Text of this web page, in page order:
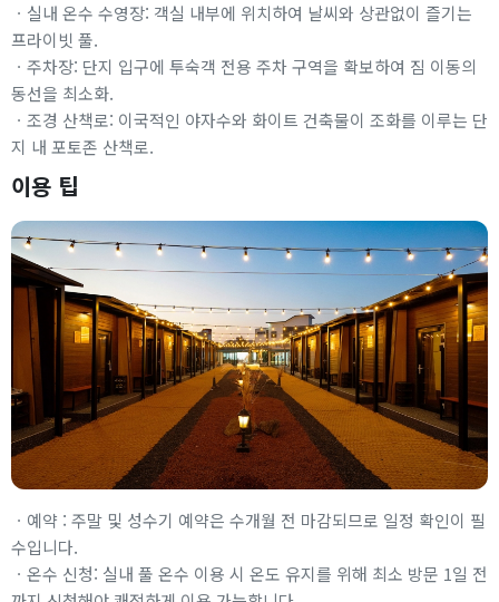
ㆍ실내 온수 수영장: 객실 내부에 위치하여 날씨와 상관없이 즐기는
프라이빗 풀.
ㆍ주차장: 단지 입구에 투숙객 전용 주차 구역을 확보하여 짐 이동의
동선을 최소화.
ㆍ조경 산책로: 이국적인 야자수와 화이트 건축물이 조화를 이루는 단
지 내 포토존 산책로.
이용 팁
ㆍ예약 : 주말 및 성수기 예약은 수개월 전 마감되므로 일정 확인이 필
수입니다.
ㆍ온수 신청: 실내 풀 온수 이용 시 온도 유지를 위해 최소 방문 1일 전